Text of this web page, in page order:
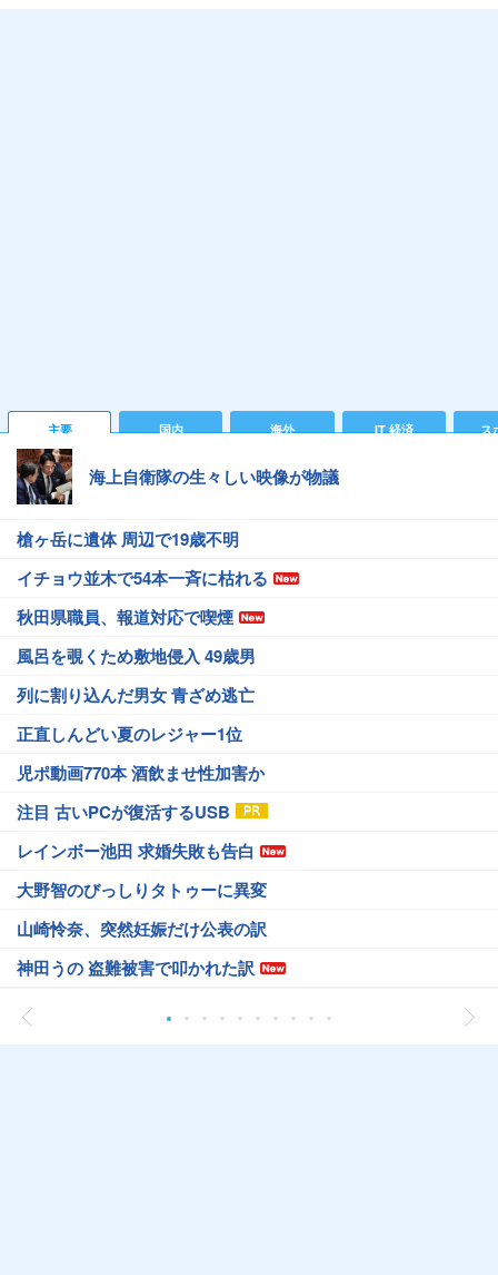
主要 国内 海外 IT 経済 ス
海上自衛隊の生々しい映像が物議
槍ヶ岳に遺体 周辺で19歳不明
イチョウ並木で54本一斉に枯れる
秋田県職員、報道対応で喫煙
風呂を覗くため敷地侵入 49歳男
列に割り込んだ男女 青ざめ逃亡
正直しんどい夏のレジャー1位
児ポ動画770本 酒飲ませ性加害か
注目 古いPCが復活するUSB
レインボー池田 求婚失敗も告白
大野智のびっしりタトゥーに異変
山崎怜奈、突然妊娠だけ公表の訳
神田うの 盗難被害で叩かれた訳